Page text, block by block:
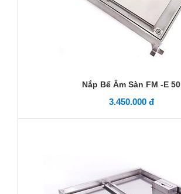
Nắp Bể Âm Sàn FM -E 50
3.450.000 đ